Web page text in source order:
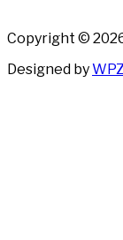
Copyright ©
Designed by